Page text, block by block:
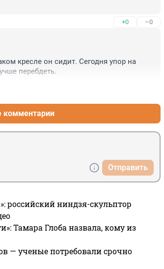
такая, ничего общего с санитарией.
прав потребителей. Но он все
себя вседощволено - в марте прошлого
организация, которую надо
благородные цели.
+0 –0
кресле он сидит. Сегодня упор на
перебдеть.
комментарии
Отправить
российский ниндзя-скульптор
Тамара Глоба назвала, кому из
— ученые потребовали срочно